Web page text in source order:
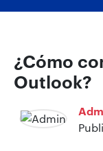
¿Cómo
Outlook?